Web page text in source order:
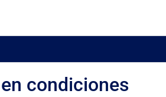
condiciones